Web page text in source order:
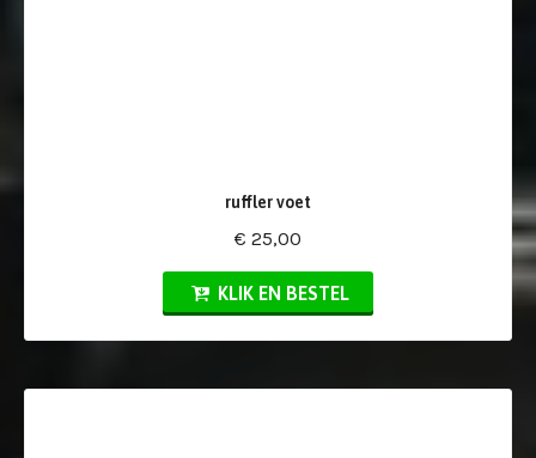
ruffler voet
€ 25,00
KLIK EN BESTEL